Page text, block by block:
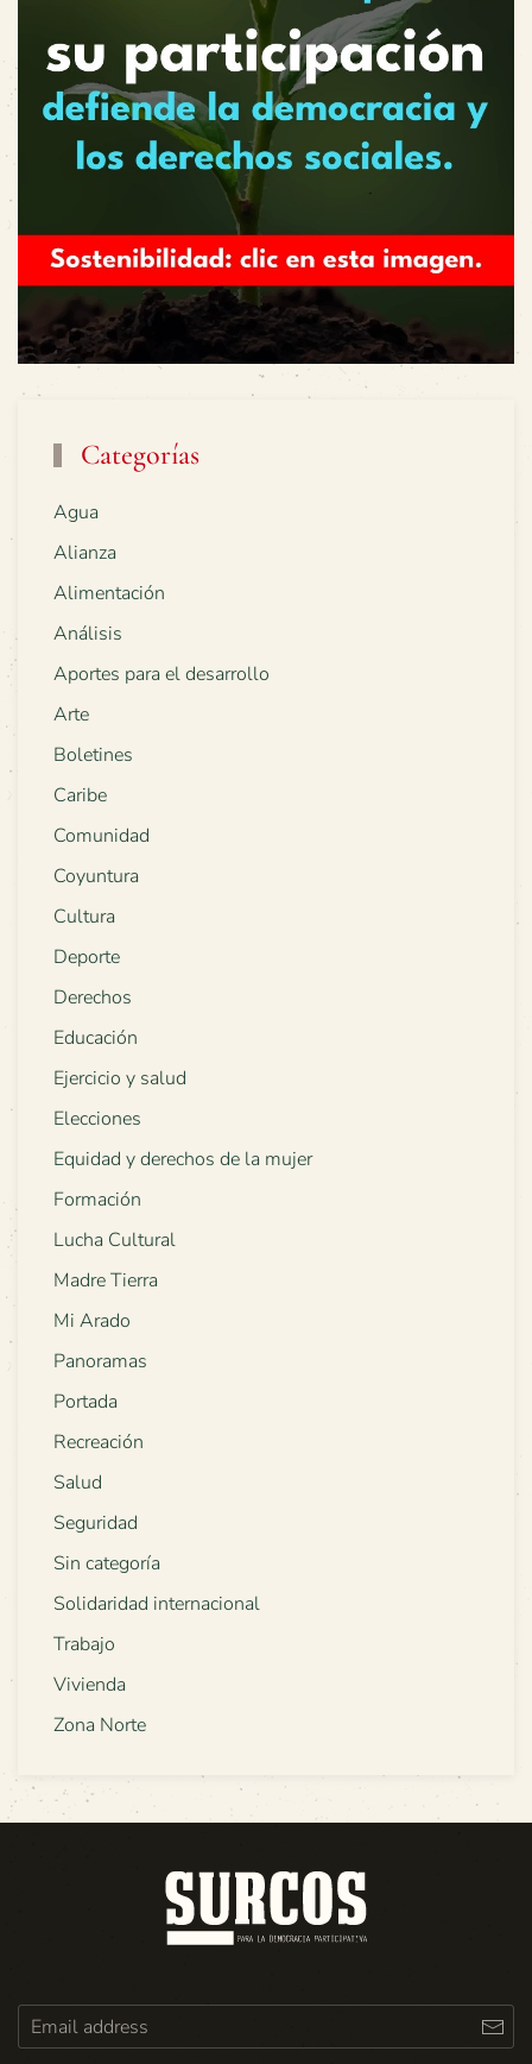
Categorías
Agua
Alianza
Alimentación
Análisis
Aportes para el desarrollo
Arte
Boletines
Caribe
Comunidad
Coyuntura
Cultura
Deporte
Derechos
Educación
Ejercicio y salud
Elecciones
Equidad y derechos de la mujer
Formación
Lucha Cultural
Madre Tierra
Mi Arado
Panoramas
Portada
Recreación
Salud
Seguridad
Sin categoría
Solidaridad internacional
Trabajo
Vivienda
Zona Norte